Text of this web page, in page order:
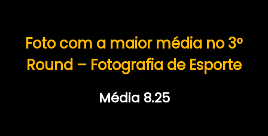
Foto com a maior média no 3º
Round – Fotografia de Esporte
Média 8.25